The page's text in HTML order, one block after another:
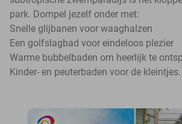
park. Dompel jezelf onder met:
Snelle glijbanen voor waaghalzen
Een golfslagbad voor eindeloos plezier
Warme bubbelbaden om heerlijk te
Kinder- en peuterbaden voor de kleintjes.